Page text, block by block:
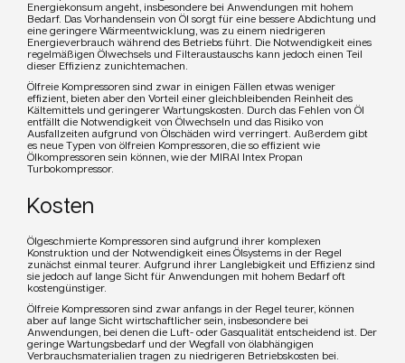
Energiekonsum angeht, insbesondere bei Anwendungen mit hohem
Bedarf. Das Vorhandensein von Öl sorgt für eine bessere Abdichtung und
eine geringere Wärmeentwicklung, was zu einem niedrigeren
Energieverbrauch während des Betriebs führt. Die Notwendigkeit eines
regelmäßigen Ölwechsels und Filteraustauschs kann jedoch einen Teil
dieser Effizienz zunichtemachen.
Ölfreie Kompressoren sind zwar in einigen Fällen etwas weniger
effizient, bieten aber den Vorteil einer gleichbleibenden Reinheit des
Kältemittels und geringerer Wartungskosten. Durch das Fehlen von Öl
entfällt die Notwendigkeit von Ölwechseln und das Risiko von
Ausfallzeiten aufgrund von Ölschäden wird verringert. Außerdem gibt
es neue Typen von ölfreien Kompressoren, die so effizient wie
Ölkompressoren sein können, wie der MIRAI Intex Propan
Turbokompressor.
Kosten
Ölgeschmierte Kompressoren sind aufgrund ihrer komplexen
Konstruktion und der Notwendigkeit eines Ölsystems in der Regel
zunächst einmal teurer. Aufgrund ihrer Langlebigkeit und Effizienz sind
sie jedoch auf lange Sicht für Anwendungen mit hohem Bedarf oft
kostengünstiger.
Ölfreie Kompressoren sind zwar anfangs in der Regel teurer, können
aber auf lange Sicht wirtschaftlicher sein, insbesondere bei
Anwendungen, bei denen die Luft- oder Gasqualität entscheidend ist. Der
geringe Wartungsbedarf und der Wegfall von ölabhängigen
Verbrauchsmaterialien tragen zu niedrigeren Betriebskosten bei.